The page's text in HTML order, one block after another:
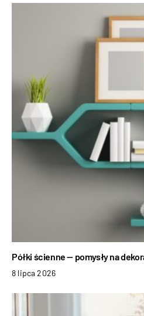
Półki ścienne — pomysły na
8 lipca 2026